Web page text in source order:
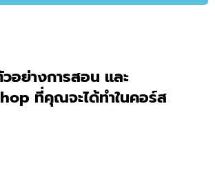
อย่างการสอน และ
ที่คุณจะได้ทำในคอร์ส